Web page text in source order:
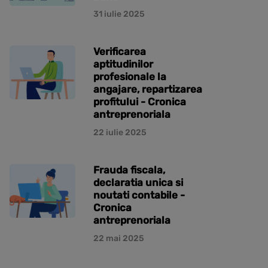
31 iulie 2025
Verificarea
aptitudinilor
profesionale la
angajare, repartizarea
profitului - Cronica
antreprenoriala
22 iulie 2025
Frauda fiscala,
declaratia unica si
noutati contabile -
Cronica
antreprenoriala
22 mai 2025